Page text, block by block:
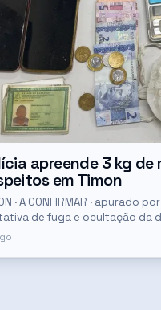
apreende 3 kg
em Timon
· A CONFIRMAR · apurado
de fuga e ocultação da
o Portal Clube News.